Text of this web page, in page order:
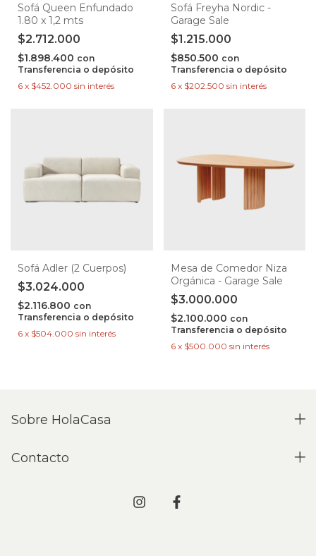
Sofá Queen Enfundado
1.80 x 1,2 mts
$2.712.000
$1.898.400 con
Transferencia o depósito
6 x $452.000 sin interés
Sofá Freyha Nordic -
Garage Sale
$1.215.000
$850.500 con
Transferencia o depósito
6 x $202.500 sin interés
Sofá Adler (2 Cuerpos)
$3.024.000
$2.116.800 con
Transferencia o depósito
6 x $504.000 sin interés
Mesa de Comedor Niza
Orgánica - Garage Sale
$3.000.000
$2.100.000 con
Transferencia o depósito
6 x $500.000 sin interés
Sobre HolaCasa
Contacto